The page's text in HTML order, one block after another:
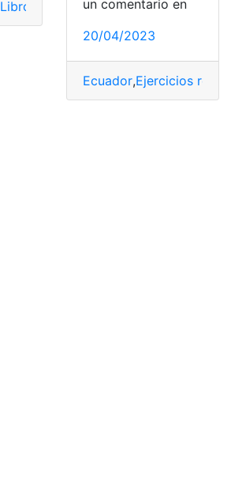
Libro de matemáticas,Libro Resuelto
un comentario en
20/04/2023
Ecuador,Ejercicios